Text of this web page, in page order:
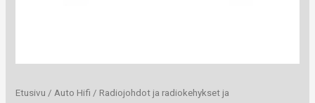
Etusivu / Auto Hifi / Radiojohdot ja radiokehykset ja